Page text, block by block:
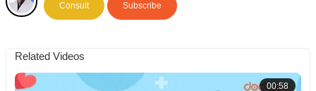
Consult Subscribe
Related Videos
00:58